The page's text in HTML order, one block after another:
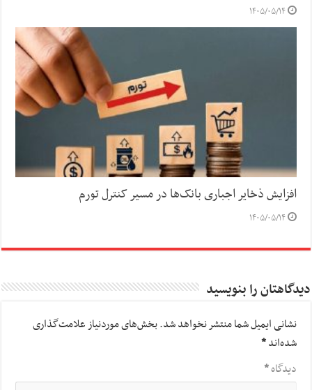
۱۴۰۵/۰۵/۱۴
افزایش ذخایر اجباری بانک‌ها در مسیر کنترل تورم
۱۴۰۵/۰۵/۱۴
دیدگاهتان را بنویسید
نشانی ایمیل شما منتشر نخواهد شد.بخش‌های موردنیاز علامت‌گذاری
شده‌اند*
دیدگاه*